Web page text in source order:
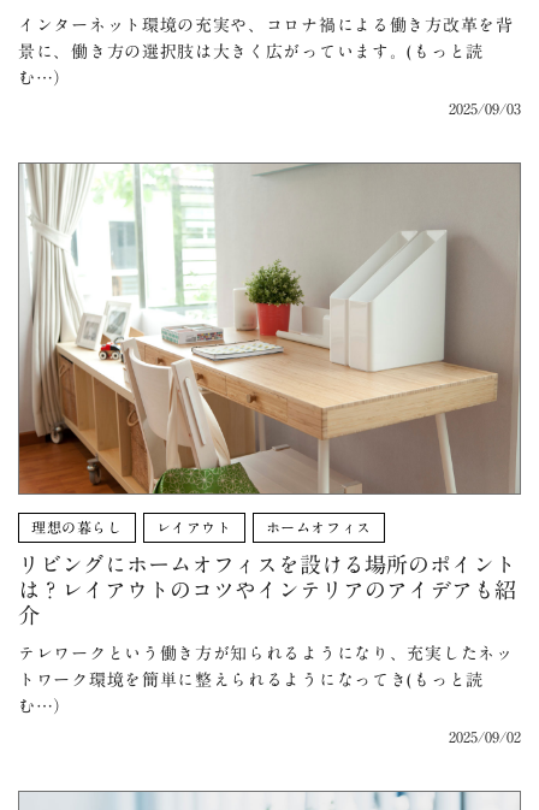
インターネット環境の充実や、コロナ禍による働き方改革を背
景に、働き方の選択肢は大きく広がっています。(もっと読
む…）
2025/09/03
理想の暮らし レイアウト ホームオフィス
リビングにホームオフィスを設ける場所のポイント
は？レイアウトのコツやインテリアのアイデアも紹
介
テレワークという働き方が知られるようになり、充実したネッ
トワーク環境を簡単に整えられるようになってき(もっと読
む…）
2025/09/02